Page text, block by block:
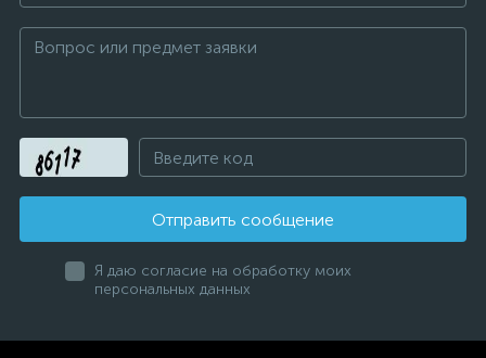
Отправить сообщение
Я даю согласие на обработку моих
персональных данных